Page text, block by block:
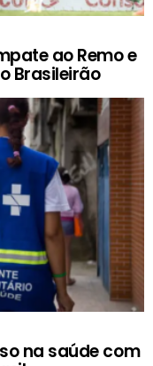
ao Remo e
Brasileirão
na saúde com